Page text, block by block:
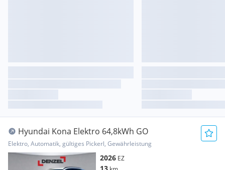
Hyundai Kona Elektro 64,8kWh GO
Elektro, Automatik, gültiges Pickerl, Gewährleistung
2026 EZ